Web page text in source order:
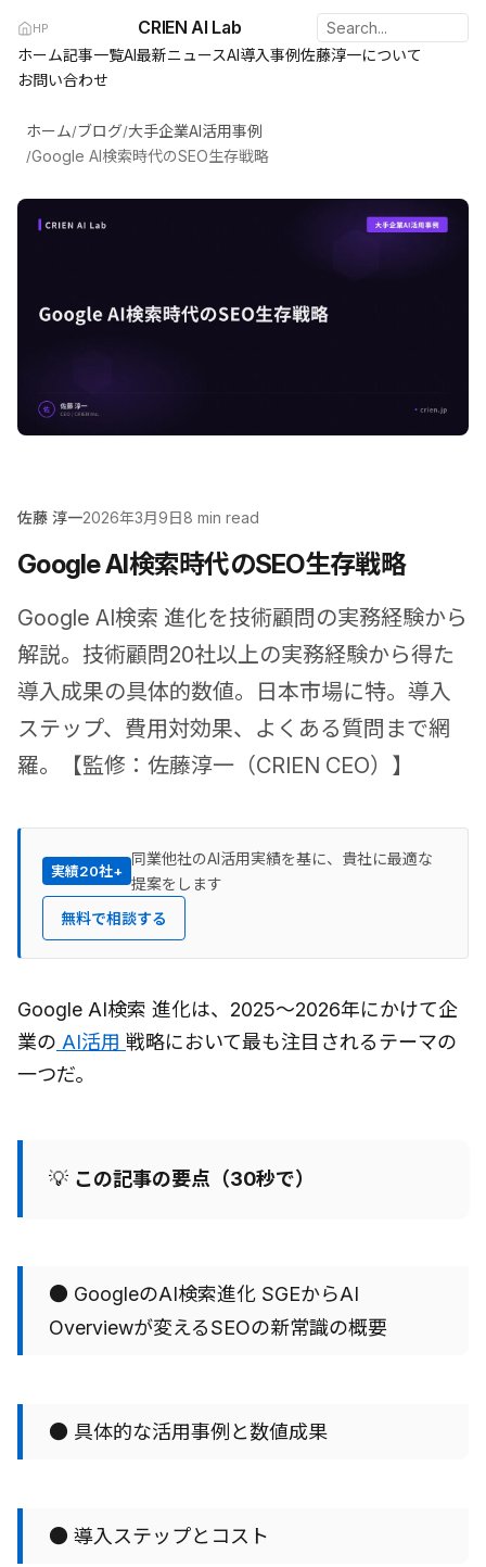
HP CRIEN AI Lab
ホーム記事一覧AI最新ニュースAI導入事例佐藤淳一について
お問い合わせ
ホーム/ブログ/大手企業AI活用事例
/Google AI検索時代のSEO生存戦略
佐藤 淳一2026年3月9日8 min read
Google AI検索時代のSEO生存戦略
Google AI検索 進化を技術顧問の実務経験から
解説。技術顧問20社以上の実務経験から得た
導入成果の具体的数値。日本市場に特。導入
ステップ、費用対効果、よくある質問まで網
羅。【監修：佐藤淳一（CRIEN CEO）】
実績20社+
同業他社のAI活用実績を基に、貴社に最適な
提案をします
無料で相談する
Google AI検索 進化は、2025〜2026年にかけて企
業の AI活用 戦略において最も注目されるテーマの
一つだ。
💡 この記事の要点（30秒で）
● GoogleのAI検索進化 SGEからAI
Overviewが変えるSEOの新常識の概要
● 具体的な活用事例と数値成果
● 導入ステップとコスト